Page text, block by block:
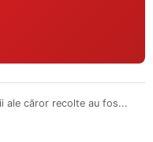
ale căror recolte au fos...